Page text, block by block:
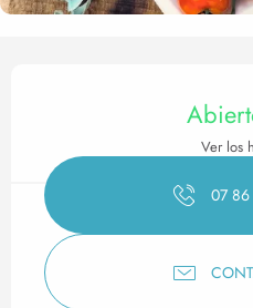
Horarios y
Ver los
07